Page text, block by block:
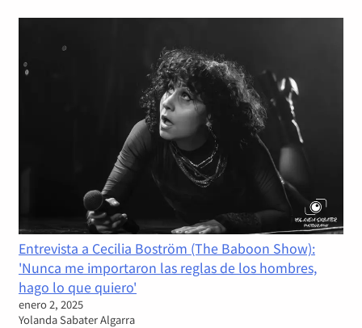
Entrevista a Cecilia Boström (The Baboon Show):
'Nunca me importaron las reglas de los hombres,
hago lo que quiero'
enero 2, 2025
Yolanda Sabater Algarra